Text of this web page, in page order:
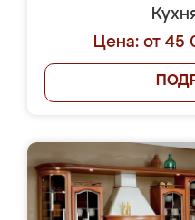
Цена: от 45